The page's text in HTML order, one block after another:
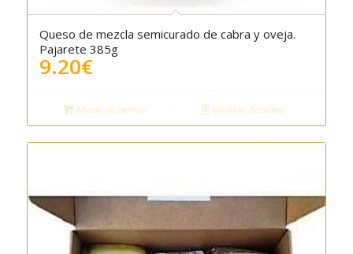
5.00
Queso de mezcla semicurado de cabra y oveja.
Pajarete 385g
9.20€
Añadir al carrito Mostrar detalles